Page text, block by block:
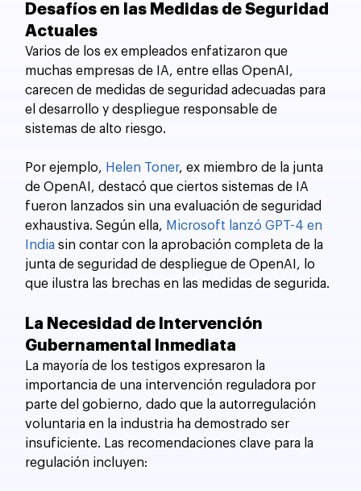
Desafíos en las Medidas de Seguridad
Actuales
Varios de los ex empleados enfatizaron que
muchas empresas de IA, entre ellas OpenAI,
carecen de medidas de seguridad adecuadas para
el desarrollo y despliegue responsable de
sistemas de alto riesgo.
Por ejemplo, Helen Toner, ex miembro de la junta
de OpenAI, destacó que ciertos sistemas de IA
fueron lanzados sin una evaluación de seguridad
exhaustiva. Según ella, Microsoft lanzó GPT-4 en
India sin contar con la aprobación completa de la
junta de seguridad de despliegue de OpenAI, lo
que ilustra las brechas en las medidas de segurida.
La Necesidad de Intervención
Gubernamental Inmediata
La mayoría de los testigos expresaron la
importancia de una intervención reguladora por
parte del gobierno, dado que la autorregulación
voluntaria en la industria ha demostrado ser
insuficiente. Las recomendaciones clave para la
regulación incluyen: